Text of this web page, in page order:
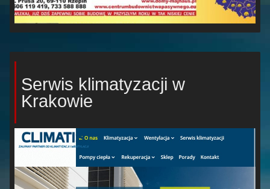
Serwis klimatyzacji w
Krakowie